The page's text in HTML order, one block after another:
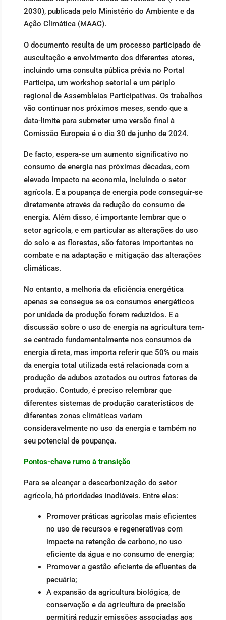
2030), publicada pelo Ministério do Ambiente e da
Ação Climática (MAAC).
O documento resulta de um processo participado de
auscultação e envolvimento dos diferentes atores,
incluindo uma consulta pública prévia no Portal
Participa, um workshop setorial e um périplo
regional de Assembleias Participativas. Os trabalhos
vão continuar nos próximos meses, sendo que a
data-limite para submeter uma versão final à
Comissão Europeia é o dia 30 de junho de 2024.
De facto, espera-se um aumento significativo no
consumo de energia nas próximas décadas, com
elevado impacto na economia, incluindo o setor
agrícola. E a poupança de energia pode conseguir-se
diretamente através da redução do consumo de
energia. Além disso, é importante lembrar que o
setor agrícola, e em particular as alterações do uso
do solo e as florestas, são fatores importantes no
combate e na adaptação e mitigação das alterações
climáticas.
No entanto, a melhoria da eficiência energética
apenas se consegue se os consumos energéticos
por unidade de produção forem reduzidos. E a
discussão sobre o uso de energia na agricultura tem-
se centrado fundamentalmente nos consumos de
energia direta, mas importa referir que 50% ou mais
da energia total utilizada está relacionada com a
produção de adubos azotados ou outros fatores de
produção. Contudo, é preciso relembrar que
diferentes sistemas de produção caraterísticos de
diferentes zonas climáticas variam
consideravelmente no uso da energia e também no
seu potencial de poupança.
Pontos-chave rumo à transição
Para se alcançar a descarbonização do setor
agrícola, há prioridades inadiáveis. Entre elas:
Promover práticas agrícolas mais eficientes
no uso de recursos e regenerativas com
impacte na retenção de carbono, no uso
eficiente da água e no consumo de energia;
Promover a gestão eficiente de efluentes de
pecuária;
A expansão da agricultura biológica, de
conservação e da agricultura de precisão
permitirá reduzir emissões associadas aos